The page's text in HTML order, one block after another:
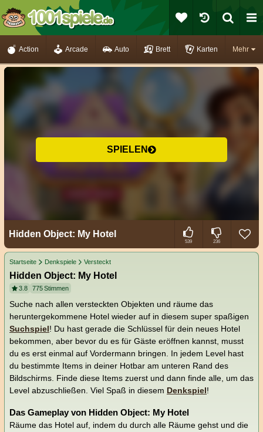
Mehr
Action Arcade Auto Brett Karten
SPIELEN
Hidden Object: My Hotel
539 236
Startseite Denkspiele Versteckt
Hidden Object: My Hotel
3.8 775Stimmen
Suche nach allen versteckten Objekten und räume das
heruntergekommene Hotel wieder auf in diesem super spaßigen
Suchspiel! Du hast gerade die Schlüssel für dein neues Hotel
bekommen, aber bevor du es für Gäste eröffnen kannst, musst
du es erst einmal auf Vordermann bringen. In jedem Level hast
du bestimmte Items in deiner Hotbar am unteren Rand des
Bildschirms. Finde diese Items zuerst und dann finde alle, um das
Level abzuschließen. Viel Spaß in diesem Denkspiel!
Das Gameplay von Hidden Object: My Hotel
Räume das Hotel auf, indem du durch alle Räume gehst und die